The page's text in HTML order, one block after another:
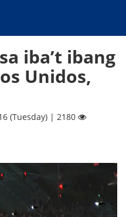
iba’t ibang
Unidos,
(Tuesday) | 2180